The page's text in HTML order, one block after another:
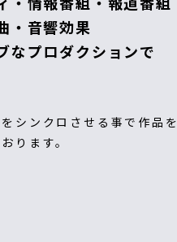
・音響効果
なプロダクションで
シンクロさせる事で作品を
ります。